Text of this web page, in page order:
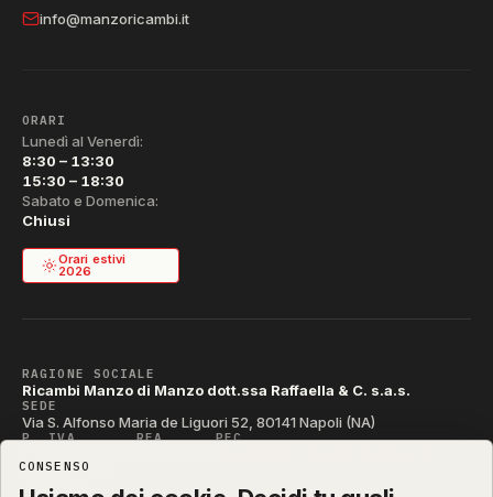
info@manzoricambi.it
ORARI
Lunedì al Venerdì:
8:30 – 13:30
15:30 – 18:30
Sabato e Domenica:
Chiusi
Orari estivi
2026
RAGIONE SOCIALE
Ricambi Manzo di Manzo dott.ssa Raffaella & C. s.a.s.
SEDE
Via S. Alfonso Maria de Liguori 52, 80141 Napoli (NA)
P. IVA REA PEC
CODICE SDI
T04ZHR3
CONSENSO